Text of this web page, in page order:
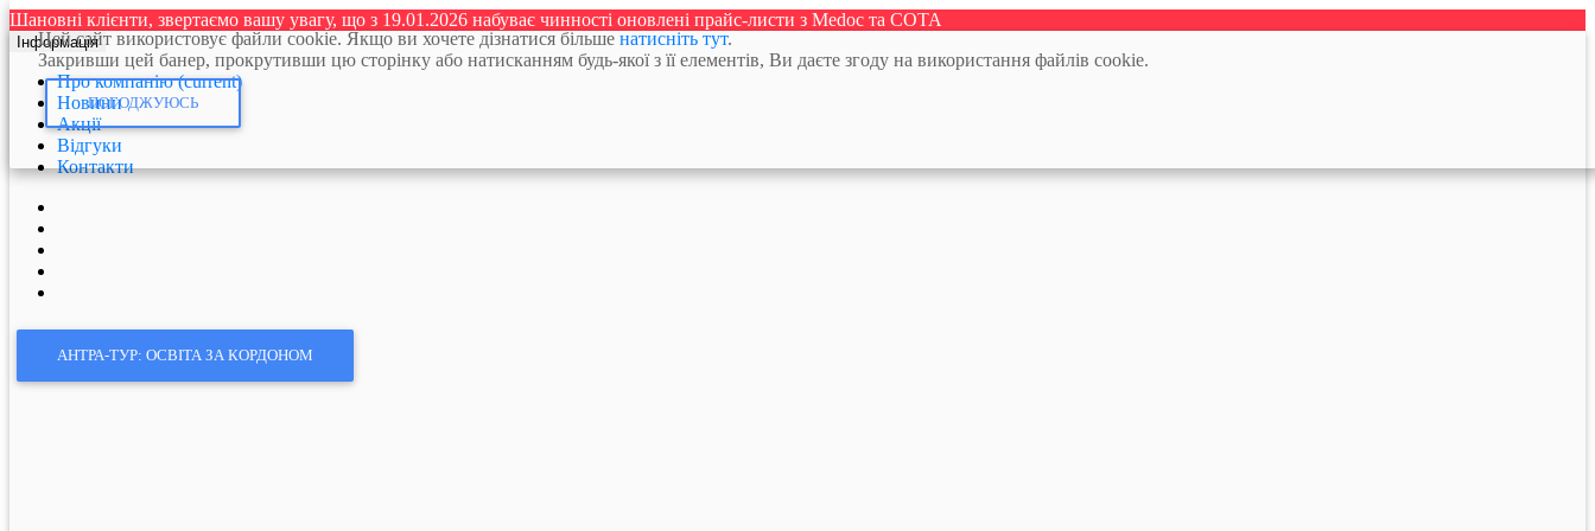
Шановні клієнти, звертаємо вашу увагу, що з 19.01.2026 набуває чинності оновлені прайс-листи з Medoc та СОТА
Інформація
Про компанію(current)
Новини
Акції
Відгуки
Контакти
АНТРА-ТУР: ОСВІТА ЗА КОРДОНОМ
Цей сайт використовує файли cookie. Якщо ви хочете дізнатися більше натисніть тут.
Закривши цей банер, прокрутивши цю сторінку або натисканням будь-якої з її елементів, Ви даєте згоду на використання файлів cookie.
ПОГОДЖУЮСЬ